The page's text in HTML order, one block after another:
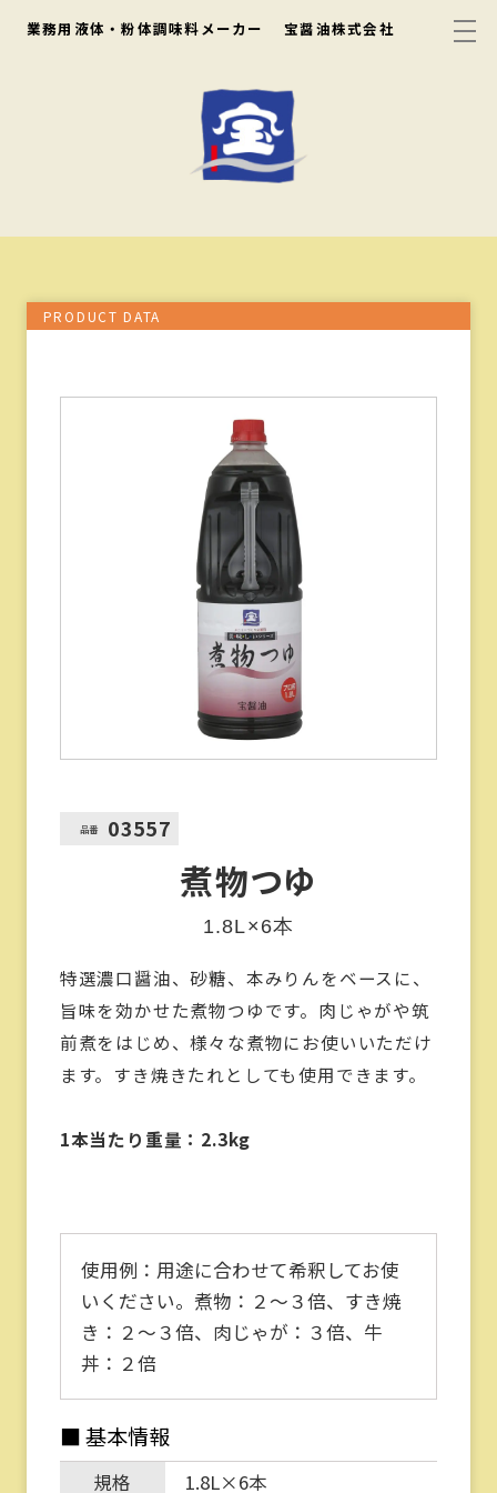
業務用液体・粉体調味料メーカー 宝醤油株式会社
PRODUCT DATA
品番 03557
煮物つゆ
1.8L×6本
特選濃口醤油、砂糖、本みりんをベースに、
旨味を効かせた煮物つゆです。肉じゃがや筑
前煮をはじめ、様々な煮物にお使いいただけ
ます。すき焼きたれとしても使用できます。
1本当たり重量：2.3kg
使用例： 用途に合わせて希釈してお使
いください。煮物：２〜３倍、すき焼
き：２〜３倍、肉じゃが：３倍、牛
丼：２倍
■ 基本情報
規格
1.8L×6本